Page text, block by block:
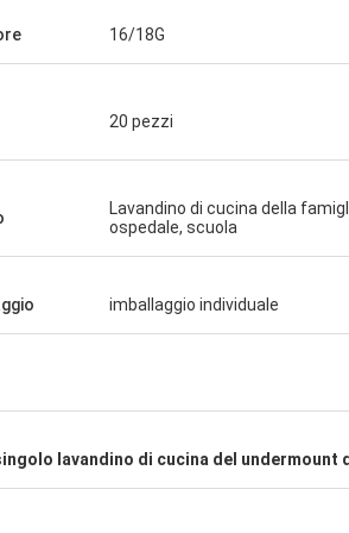
16/18G
20 pezzi
Lavandino di cucina della
ospedale, scuola
imballaggio individuale
lavandino di cucina del undermount